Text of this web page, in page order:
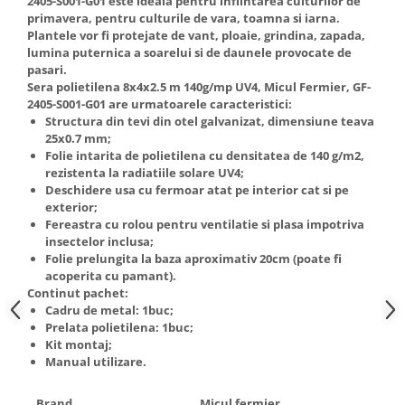
Truse de scule
Truse de lipit PPR
Ventuze cu brate pentru transport
Vibratoare beton
Masini de spalat rufe cu uscator
Uscatoare de rufe
Masini de facut paine
Pachete electrocasnice
incorporabile
Seturi oale
SANDWICH MAKER
Storcatoare de fructe
Televizoare
primavera, pentru culturile de vara, toamna si iarna.
Plantele vor fi protejate de vant, ploaie, grindina, zapada,
lumina puternica a soarelui si de daunele provocate de
pasari.
Sera polietilena 8x4x2.5 m 140g/mp UV4, Micul Fermier, GF-
2405-S001-G01 are urmatoarele caracteristici:
Structura din tevi din otel galvanizat, dimensiune teava
25x0.7 mm;
Folie intarita de polietilena cu densitatea de 140 g/m2,
rezistenta la radiatiile solare UV4;
Deschidere usa cu fermoar atat pe interior cat si pe
exterior;
Fereastra cu rolou pentru ventilatie si plasa impotriva
insectelor inclusa;
Folie prelungita la baza aproximativ 20cm (poate fi
acoperita cu pamant).
Continut pachet:
Cadru de metal: 1buc;
Prelata polietilena: 1buc;
Kit montaj;
Manual utilizare.